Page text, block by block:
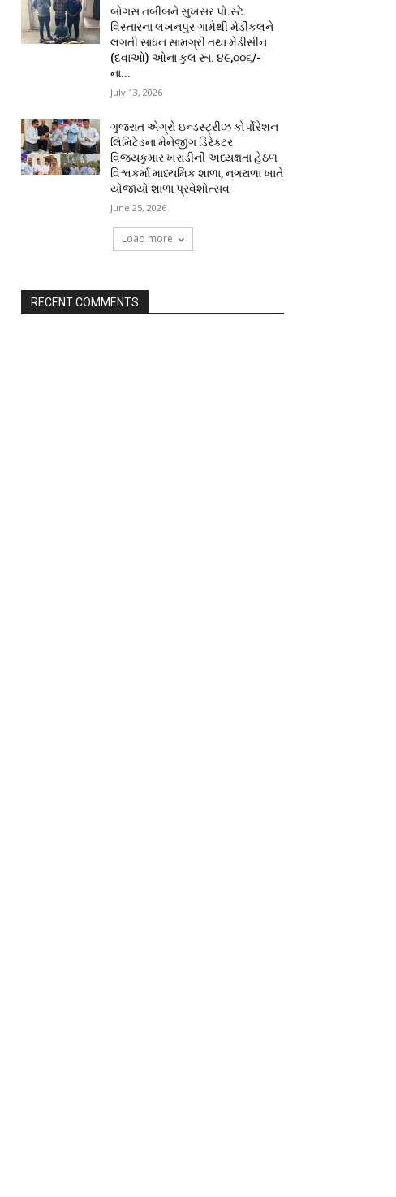
બોગસ તબીબને સુખસર પો.સ્ટે.
વિસ્તારના લખનપુર ગામેથી મેડીકલને
લગતી સાધન સામગ્રી તથા મેડીસીન
(દવાઓ) ઓના કુલ રૂા. ૪૯,૦૦૬/-
ના...
July 13, 2026
ગુજરાત એગ્રો ઇન્ડસ્ટ્રીઝ કોર્પોરેશન
લિમિટેડના મેનેજીંગ ડિરેક્ટર
વિજયકુમાર ખરાડીની અધ્યક્ષતા હેઠળ
વિશ્વકર્મા માધ્યમિક શાળા, નગરાળા ખાતે
યોજાયો શાળા પ્રવેશોત્સવ
June 25, 2026
Load more
RECENT COMMENTS